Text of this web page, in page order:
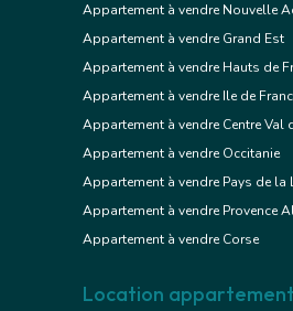
Appartement à vendre Nouvelle
Appartement à vendre Grand Est
Appartement à vendre Hauts de
Appartement à vendre Ile de
Appartement à vendre Centre Val
Appartement à vendre Occitanie
Appartement à vendre Pays de la
Appartement à vendre Provence
Appartement à vendre Corse
Location appartement